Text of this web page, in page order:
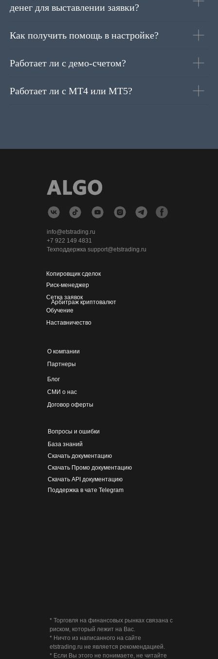
денег для выставлении заявки?
Как получить помощь в настройке?
Работает ли с демо-счетом?
Работает ли с МТ4 или МТ5?
Копировщик сделок
О компании
Договор оферты
Скачать документацию
Скачать Промо документацию
Скачать API документацию
Поддержка в чате Telegram
Партнеры
Блог
СМИ о нас
Вопросы и ошибки
База знаний
Риск-менеджер
Сетка заявок
Арбитраж криптовалют
Обучение
Наставничество
info@etstrading.ru
+7 922 149 4831
Техподдержка support@etstrading.ru
* Торговля на финансовых рынках связана с
риском, который лежит на Вас.
* Ничто из написанного на сайте
etstrading.ru не является рекомендацией.
* Если Вы этого не понимаете, не читайте